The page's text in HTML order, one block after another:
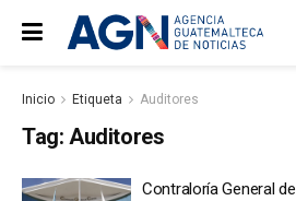
Inicio Etiqueta Auditores
Tag: Auditores
Contraloría General